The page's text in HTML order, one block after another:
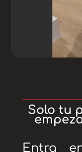
Solo tu
Entra